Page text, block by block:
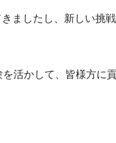
ましたし、新しい挑
活かして、皆様方に